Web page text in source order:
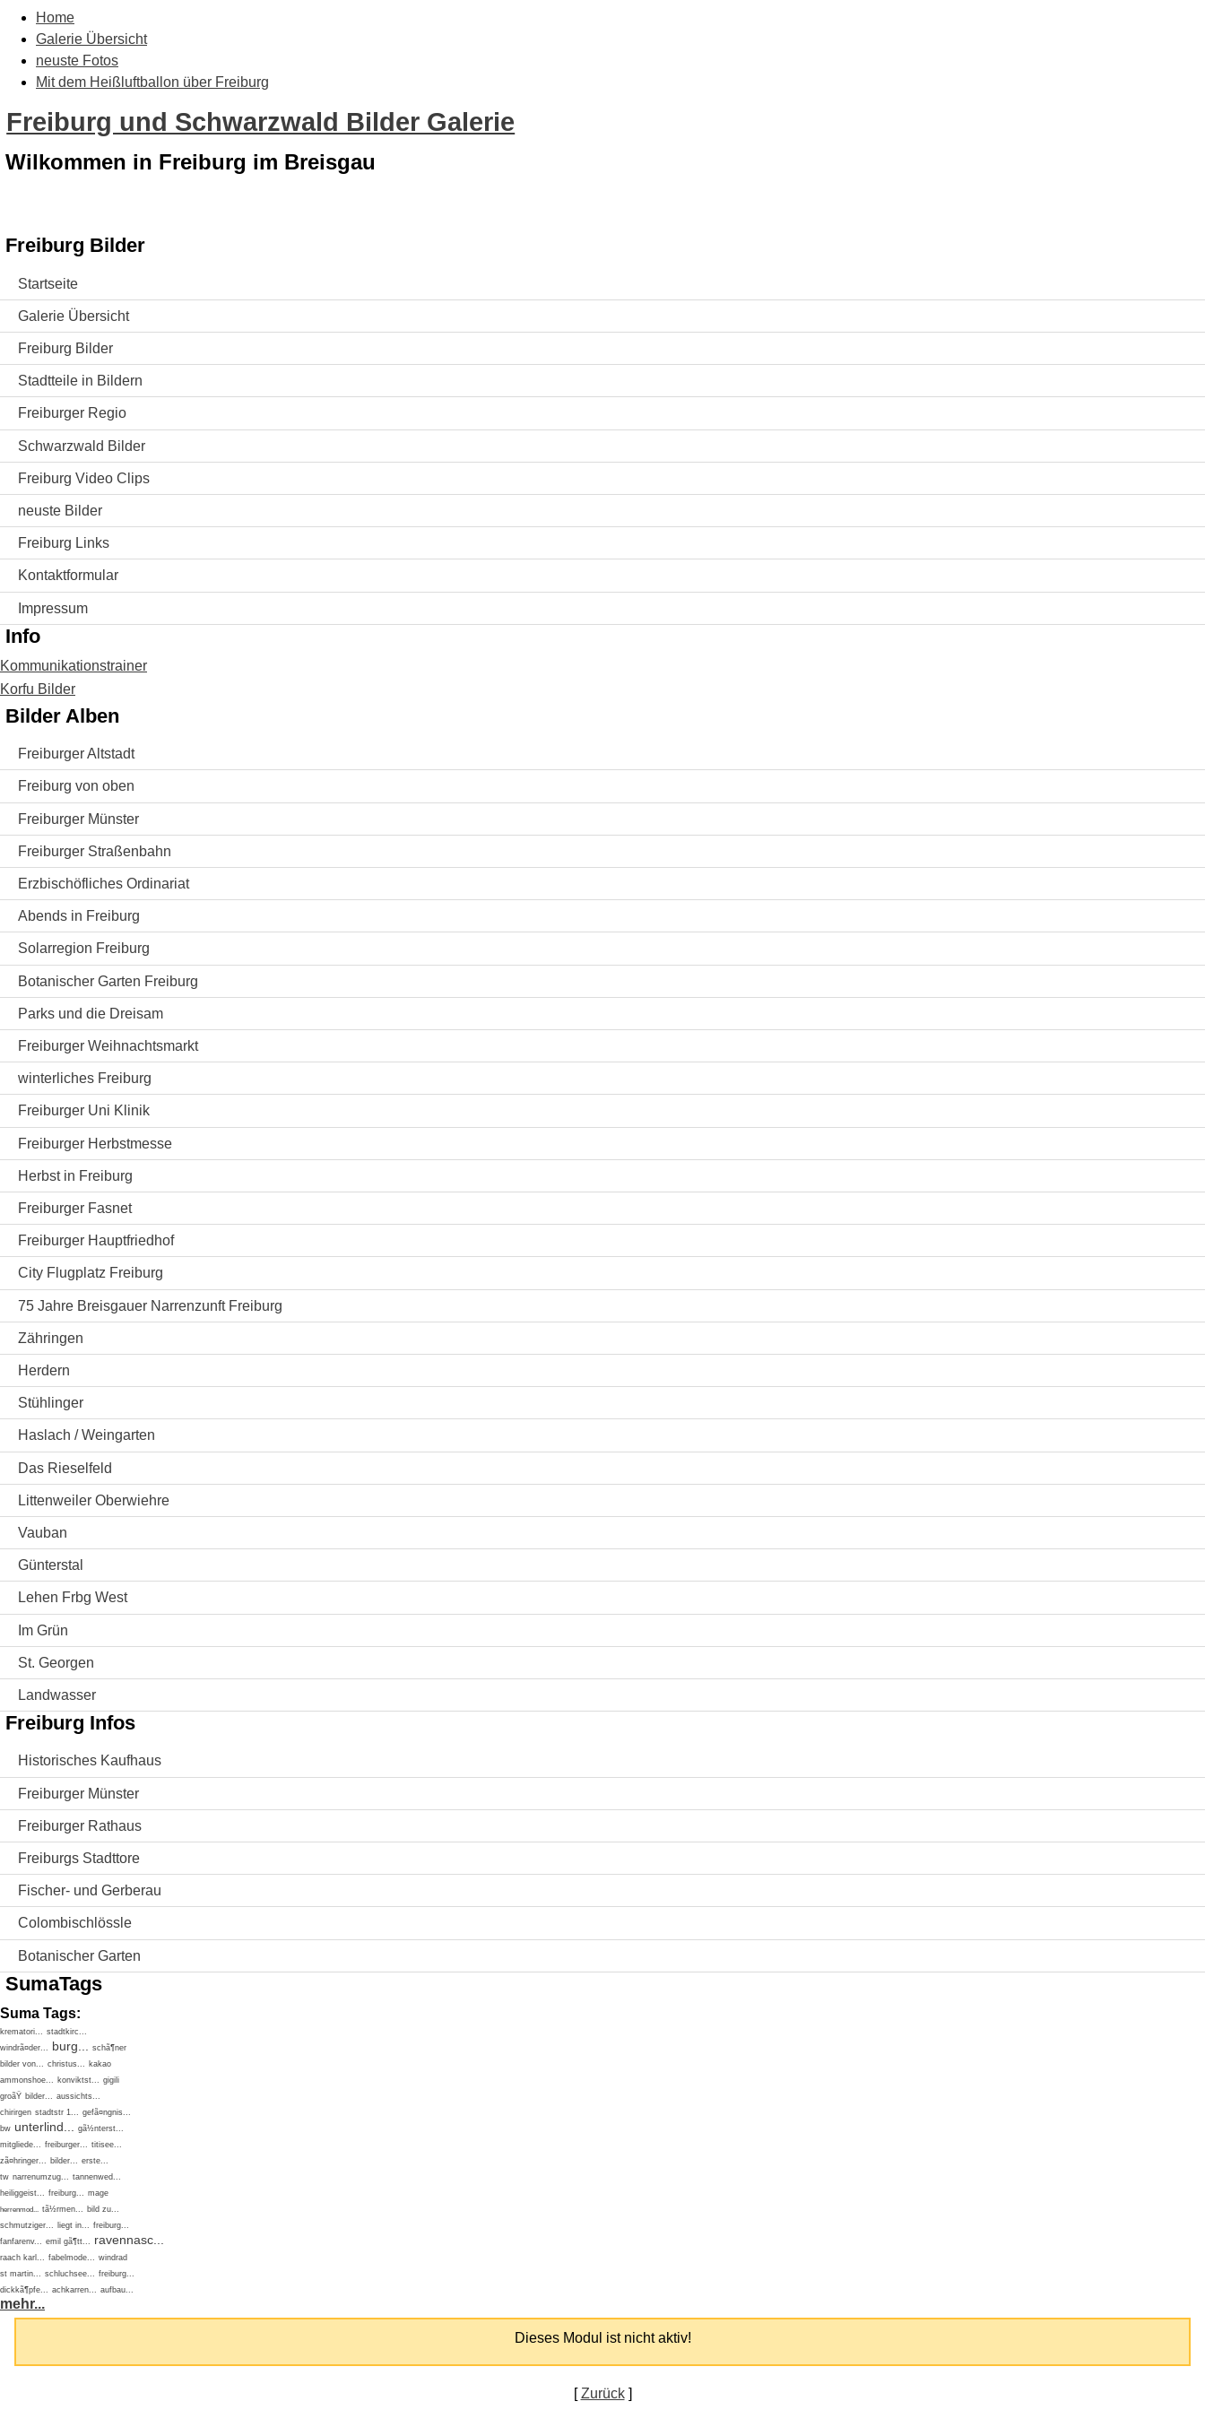
Home
Galerie Übersicht
neuste Fotos
Mit dem Heißluftballon über Freiburg
Freiburg und Schwarzwald Bilder Galerie
Wilkommen in Freiburg im Breisgau
Freiburg Bilder
Startseite
Galerie Übersicht
Freiburg Bilder
Stadtteile in Bildern
Freiburger Regio
Schwarzwald Bilder
Freiburg Video Clips
neuste Bilder
Freiburg Links
Kontaktformular
Impressum
Info
Kommunikationstrainer
Korfu Bilder
Bilder Alben
Freiburger Altstadt
Freiburg von oben
Freiburger Münster
Freiburger Straßenbahn
Erzbischöfliches Ordinariat
Abends in Freiburg
Solarregion Freiburg
Botanischer Garten Freiburg
Parks und die Dreisam
Freiburger Weihnachtsmarkt
winterliches Freiburg
Freiburger Uni Klinik
Freiburger Herbstmesse
Herbst in Freiburg
Freiburger Fasnet
Freiburger Hauptfriedhof
City Flugplatz Freiburg
75 Jahre Breisgauer Narrenzunft Freiburg
Zähringen
Herdern
Stühlinger
Haslach / Weingarten
Das Rieselfeld
Littenweiler Oberwiehre
Vauban
Günterstal
Lehen Frbg West
Im Grün
St. Georgen
Landwasser
Freiburg Infos
Historisches Kaufhaus
Freiburger Münster
Freiburger Rathaus
Freiburgs Stadttore
Fischer- und Gerberau
Colombischlössle
Botanischer Garten
SumaTags
Suma Tags:
krematori... stadtkirc...
windrã¤der... burg...
schã¶ner
bilder von... christus... kakao
ammonshoe... konviktst... gigili
groãŸ bilder... aussichts...
chirirgen stadtstr 1... gefã¤ngnis...
bw unterlind...
gã½nterst...
mitgliede... freiburger... titisee...
zã¤hringer... bilder... erste...
tw narrenumzug... tannenwed...
heiliggeist... freiburg... mage
herrenmod... tã½rmen... bild zu...
schmutziger...
liegt in... freiburg...
fanfarenv... emil gã¶tt... ravennasc...
raach karl... fabelmode... windrad
st martin... schluchsee... freiburg...
dickkã¶pfe... achkarren... aufbau...
mehr...
Dieses Modul ist nicht aktiv!
Zurück]